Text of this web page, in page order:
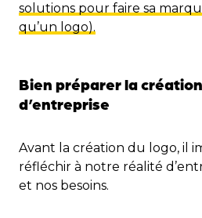
solutions pour faire sa
qu’un logo).
Bien préparer la
d’entreprise
Avant la création du logo, il
réfléchir à notre réalité
et nos besoins.